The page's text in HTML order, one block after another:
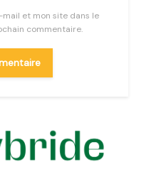
et mon site dans le
commentaire.